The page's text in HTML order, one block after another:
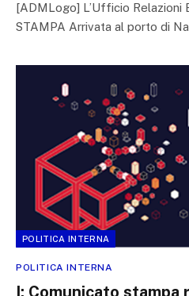
[ADMLogo] L’Ufficio Relazioni
STAMPA Arrivata al porto di
POLITICA INTERNA
POLITICA INTERNA
I: Comunicato stampa